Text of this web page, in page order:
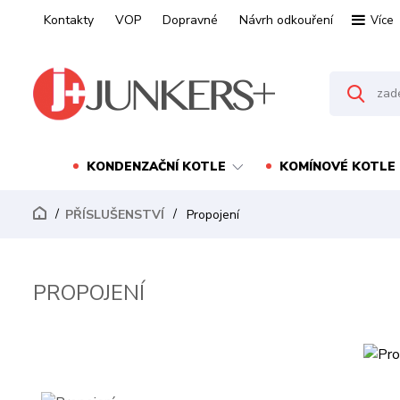
Kontakty VOP Dopravné Návrh odkouření Více
KONDENZAČNÍ KOTLE KOMÍNOVÉ KOTLE
PŘÍSLUŠENSTVÍ Propojení
PROPOJENÍ